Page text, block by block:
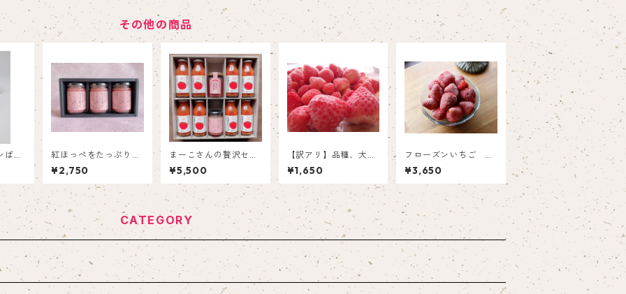
その他の商品
な
紅ほっぺをたっぷり使
ったいちごバター
¥2,750
まーこさんの贅沢セッ
ト
¥5,500
【訳アリ】品種、大き
さいろいろなのでお買
い得！フローズンいち
ご（1㎏）
¥1,650
フローズンいちご 紅
ほっぺ（1㎏×2）
¥3,650
CATEGORY